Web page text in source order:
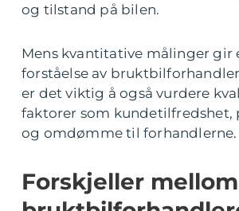
og tilstand på bilen.
Mens kvantitative målinger gir
forståelse av
er det viktig å også vurdere
faktorer som kundetilfredshet,
og omdømme til forhandlerne.
Forskjeller mellom